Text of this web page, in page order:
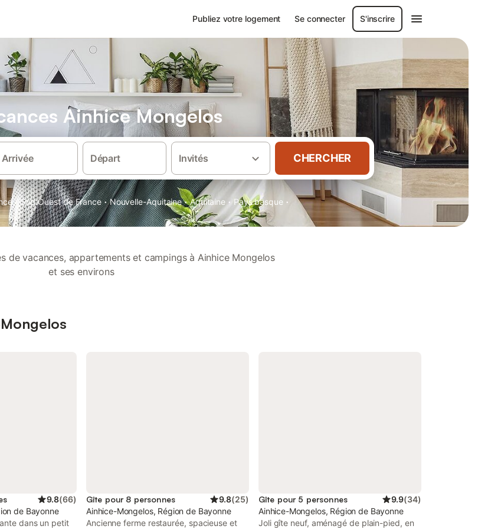
Publiez votre logement Se connecter S'inscrire
Ainhice Mongelos
Arrivée Départ Invités CHERCHER
· Sud Ouest de France · Nouvelle-Aquitaine · Aquitaine · Pays basque ·
de vacances, appartements et campings à Ainhice Mongelos
et ses environs
9.8(66)
de Bayonne
dans un petit
Gîte pour 8 personnes 9.8(25)
Ainhice-Mongelos, Région de Bayonne
Ancienne ferme restaurée, spacieuse et
Gîte pour 5 personnes 9.9(34)
Ainhice-Mongelos, Région de Bayonne
Joli gîte neuf, aménagé de plain-pied, en